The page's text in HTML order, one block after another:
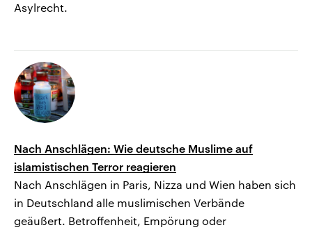
Asylrecht.
Nach Anschlägen: Wie deutsche Muslime auf
islamistischen Terror reagieren
Nach Anschlägen in Paris, Nizza und Wien haben sich
in Deutschland alle muslimischen Verbände
geäußert. Betroffenheit, Empörung oder